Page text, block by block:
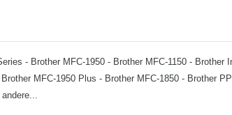
- Brother MFC-1950 - Brother MFC-1150 - Brother
MFC-1950 Plus - Brother MFC-1850 - Brother